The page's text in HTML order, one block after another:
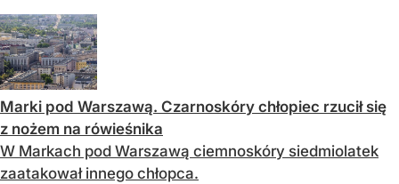
Marki pod Warszawą. Czarnoskóry chłopiec rzucił się
z nożem na rówieśnika
W Markach pod Warszawą ciemnoskóry siedmiolatek
zaatakował innego chłopca.